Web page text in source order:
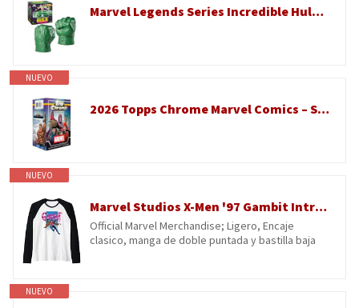
Marvel Legends Series Incredible Hulk Premium - Puños de juego de rol con sonido Smash 'N Bash FX, coleccionables para adultos
NUEVO
2026 Topps Chrome Marvel Comics – Sellado de fábrica – Caja de valor
NUEVO
Marvel Studios X-Men '97 Gambit Intro Pose & Logo Camiseta Manga Raglan
Official Marvel Merchandise; Ligero, Encaje
clasico, manga de doble puntada y bastilla baja
NUEVO